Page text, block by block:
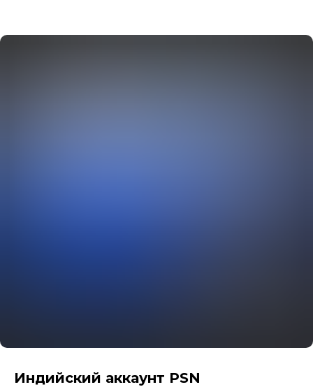
Индийский аккаунт PSN